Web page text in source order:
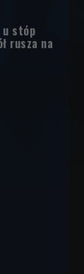
u stóp
rusza na